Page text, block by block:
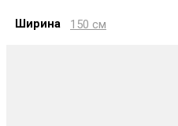
Ширина 150 см